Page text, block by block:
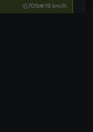
70% 19 km/h